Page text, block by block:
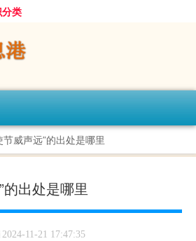
类
节威声远”的出处是哪里
的出处是哪里
2024-11-21 17:47:35